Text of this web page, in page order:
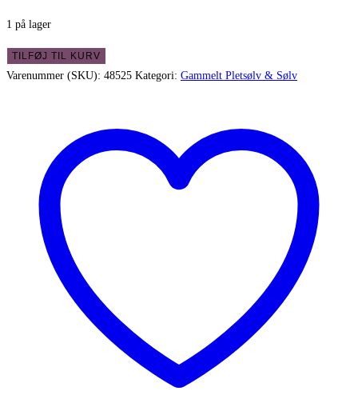
1 på lager
Strøer
i
virkelig
dekorativ
TILFØJ TIL KURV
Varenummer (SKU): 48525 Kategori: Gammelt Pletsølv & Sølv